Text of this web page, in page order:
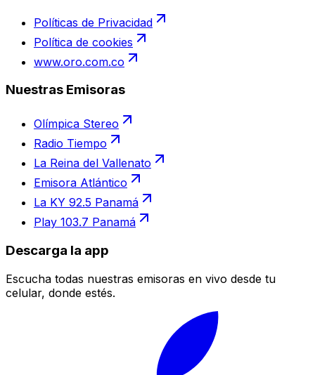
Políticas de Privacidad
Política de cookies
www.oro.com.co
Nuestras Emisoras
Olímpica Stereo
Radio Tiempo
La Reina del Vallenato
Emisora Atlántico
La KY 92.5 Panamá
Play 103.7 Panamá
Descarga la app
Escucha todas nuestras emisoras en vivo desde tu
celular, donde estés.